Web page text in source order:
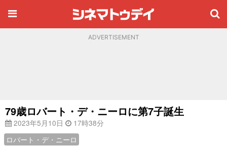
ADVERTISEMENT
79歳ロバート・デ・ニーロに第7子誕生
2023年5月10日
17時38分
ロバート・デ・ニーロ